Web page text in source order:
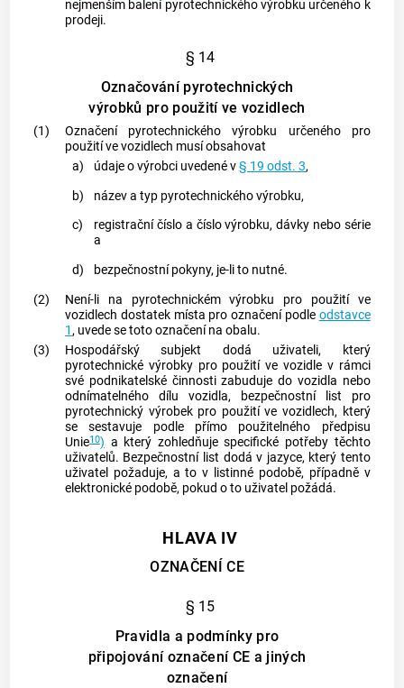
nejmenším balení pyrotechnického výrobku určeného k
prodeji.
§ 14
Označování pyrotechnických
výrobků pro použití ve vozidlech
(1) Označení pyrotechnického výrobku určeného pro
použití ve vozidlech musí obsahovat
a)
údaje ovýrobci uvedené v§ 19 odst. 3,
b)
název a typ pyrotechnického výrobku,
c)
registrační číslo a číslo výrobku, dávky nebo série
a
d)
bezpečnostní pokyny, je-li to nutné.
(2)
Není-li na pyrotechnickém výrobku pro použití ve
vozidlech dostatek místa pro označení podle odstavce
1, uvede se toto označení na obalu.
(3)
Hospodářský subjekt dodá uživateli, který
pyrotechnické výrobkypro použití ve vozidle v rámci
své podnikatelské činnosti zabuduje do vozidla nebo
odnímatelného dílu vozidla, bezpečnostní list pro
pyrotechnický výrobekpro použití ve vozidlech, který
se sestavuje podle přímo použitelného předpisu
Unie10) a který zohledňuje specifické potřeby těchto
uživatelů. Bezpečnostní list dodá v jazyce, který tento
uživatel požaduje, a to v listinné podobě, případně v
elektronické podobě, pokud o to uživatel požádá.
HLAVA IV
OZNAČENÍ CE
§ 15
Pravidla a podmínky pro
připojování označení CE a jiných
označení